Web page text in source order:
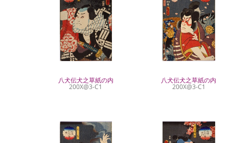
八犬伝犬之草紙の内
200X@3-C1
八犬伝犬之草紙の内
200X@3-C1